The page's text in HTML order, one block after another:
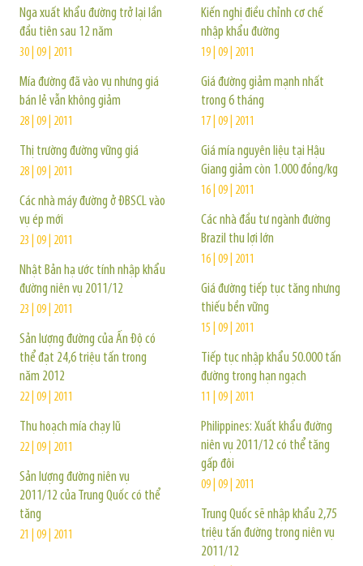
Nga xuất khẩu đường trở lại lần
đầu tiên sau 12 năm
30 | 09 | 2011
Mía đường đã vào vụ nhưng giá
bán lẻ vẫn không giảm
28 | 09 | 2011
Thị trường đường vững giá
28 | 09 | 2011
Các nhà máy đường ở ĐBSCL vào
vụ ép mới
23 | 09 | 2011
Nhật Bản hạ ước tính nhập khẩu
đường niên vụ 2011/12
23 | 09 | 2011
Sản lượng đường của Ấn Độ có
thể đạt 24,6 triệu tấn trong
năm 2012
22 | 09 | 2011
Thu hoạch mía chạy lũ
22 | 09 | 2011
Sản lượng đường niên vụ
2011/12 của Trung Quốc có thể
tăng
21 | 09 | 2011
Kiến nghị điều chỉnh cơ chế
nhập khẩu đường
19 | 09 | 2011
Giá đường giảm mạnh nhất
trong 6 tháng
17 | 09 | 2011
Giá mía nguyên liệu tại Hậu
Giang giảm còn 1.000 đồng/kg
16 | 09 | 2011
Các nhà đầu tư ngành đường
Brazil thu lợi lớn
16 | 09 | 2011
Giá đường tiếp tục tăng nhưng
thiếu bền vững
15 | 09 | 2011
Tiếp tục nhập khẩu 50.000 tấn
đường trong hạn ngạch
11 | 09 | 2011
Philippines: Xuất khẩu đường
niên vụ 2011/12 có thể tăng
gấp đôi
09 | 09 | 2011
Trung Quốc sẽ nhập khẩu 2,75
triệu tấn đường trong niên vụ
2011/12